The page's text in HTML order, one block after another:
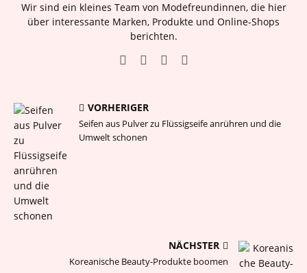
Wir sind ein kleines Team von Modefreundinnen, die hier
über interessante Marken, Produkte und Online-Shops
berichten.
VORHERIGER
Seifen aus Pulver zu Flüssigseife anrühren und die
Umwelt schonen
NÄCHSTER
Koreanische Beauty-Produkte boomen